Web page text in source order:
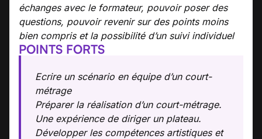
échanges avec le formateur, pouvoir poser des
questions, pouvoir revenir sur des points moins
bien compris et la possibilité d’un suivi individuel
POINTS FORTS
Ecrire un scénario en équipe d’un court-
métrage
Préparer la réalisation d’un court-métrage.
Une expérience de diriger un plateau.
Développer les compétences artistiques et